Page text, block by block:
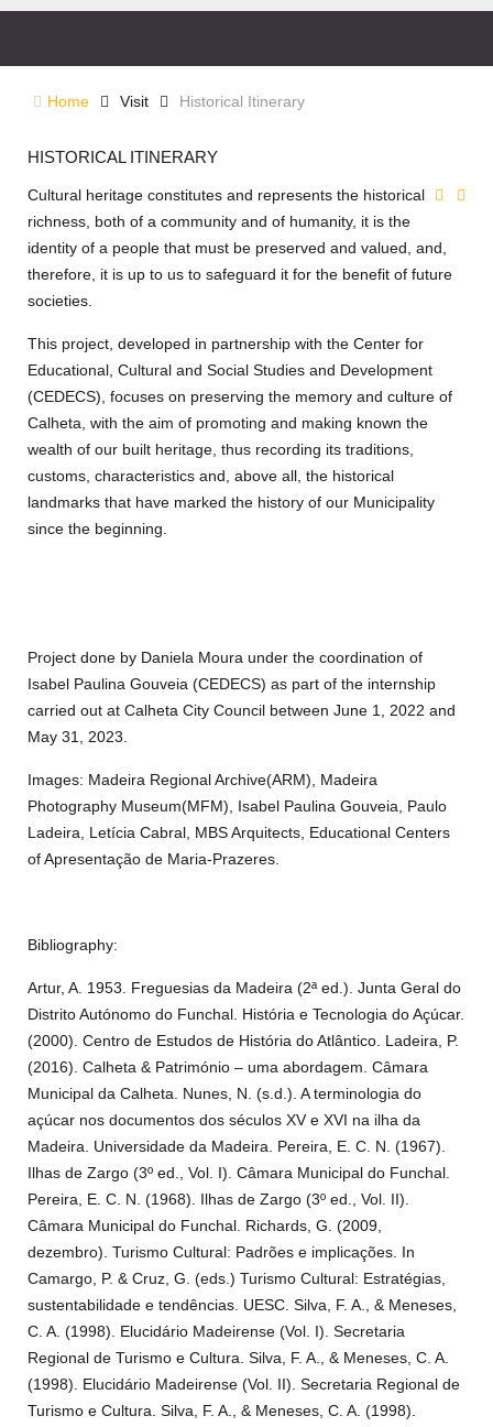
Home Visit Historical Itinerary
HISTORICAL ITINERARY
Cultural heritage constitutes and represents the historical
richness, both of a community and of humanity, it is the
identity of a people that must be preserved and valued, and,
therefore, it is up to us to safeguard it for the benefit of future
societies.
This project, developed in partnership with the Center for
Educational, Cultural and Social Studies and Development
(CEDECS), focuses on preserving the memory and culture of
Calheta, with the aim of promoting and making known the
wealth of our built heritage, thus recording its traditions,
customs, characteristics and, above all, the historical
landmarks that have marked the history of our Municipality
since the beginning.
Project done by Daniela Moura under the coordination of
Isabel Paulina Gouveia (CEDECS) as part of the internship
carried out at Calheta City Council between June 1, 2022 and
May 31, 2023.
Images: Madeira Regional Archive(ARM), Madeira
Photography Museum(MFM), Isabel Paulina Gouveia, Paulo
Ladeira, Letícia Cabral, MBS Arquitects, Educational Centers
of Apresentação de Maria-Prazeres.
Bibliography:
Artur, A. 1953. Freguesias da Madeira (2ª ed.). Junta Geral do
Distrito Autónomo do Funchal. História e Tecnologia do Açúcar.
(2000). Centro de Estudos de História do Atlântico. Ladeira, P.
(2016). Calheta & Património – uma abordagem. Câmara
Municipal da Calheta. Nunes, N. (s.d.). A terminologia do
açúcar nos documentos dos séculos XV e XVI na ilha da
Madeira. Universidade da Madeira. Pereira, E. C. N. (1967).
Ilhas de Zargo (3º ed., Vol. I). Câmara Municipal do Funchal.
Pereira, E. C. N. (1968). Ilhas de Zargo (3º ed., Vol. II).
Câmara Municipal do Funchal. Richards, G. (2009,
dezembro). Turismo Cultural: Padrões e implicações. In
Camargo, P. & Cruz, G. (eds.) Turismo Cultural: Estratégias,
sustentabilidade e tendências. UESC. Silva, F. A., & Meneses,
C. A. (1998). Elucidário Madeirense (Vol. I). Secretaria
Regional de Turismo e Cultura. Silva, F. A., & Meneses, C. A.
(1998). Elucidário Madeirense (Vol. II). Secretaria Regional de
Turismo e Cultura. Silva, F. A., & Meneses, C. A. (1998).